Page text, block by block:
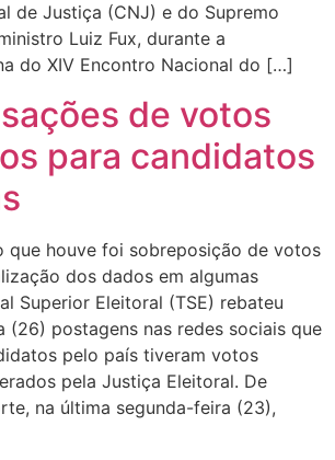
de Justiça (CNJ) e do Supremo
Luiz Fux, durante a
do XIV Encontro Nacional do […]
de votos
para candidatos
que houve foi sobreposição de votos
dos dados em algumas
Superior Eleitoral (TSE) rebateu
(26) postagens nas redes sociais que
pelo país tiveram votos
pela Justiça Eleitoral. De
na última segunda-feira (23),